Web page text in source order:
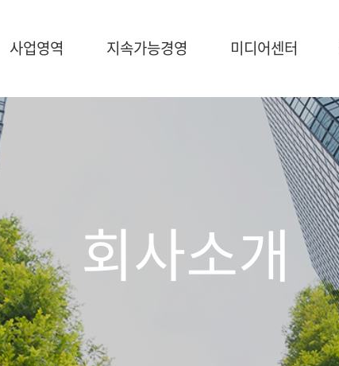
사업영역 지속가능경영
능경영
조
미디어센터
인재채
회사소개